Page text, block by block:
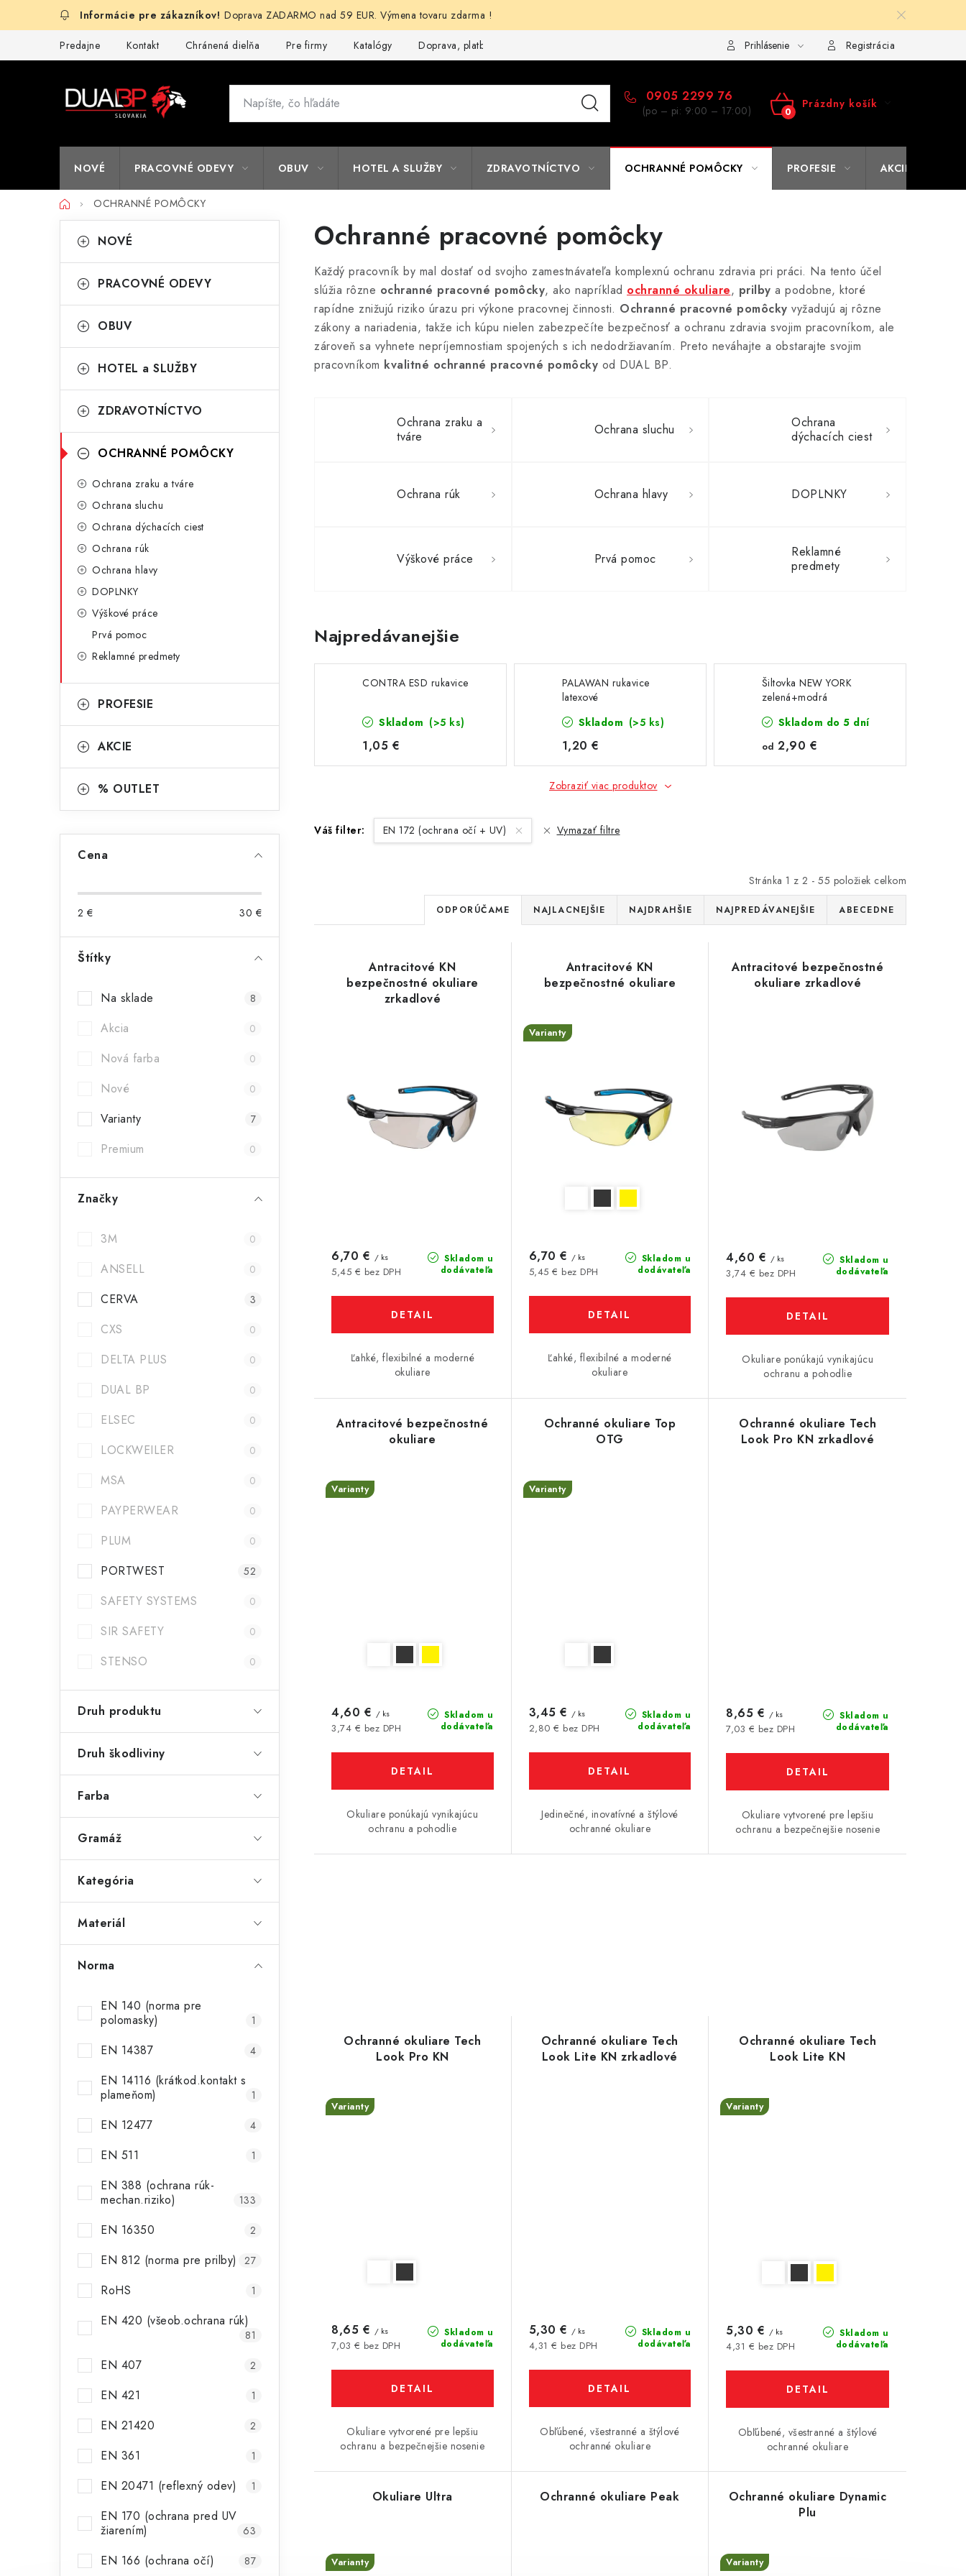
Doprava ZADARMO nad 59 EUR. Výmena tovaru zdarma !
Predajne Kontakt Chránená dielňa Pre firmy Katalógy Doprava, platba a zľavy Formulár na výmenu tovaru Kto sme Reklamačný poriadok
Prihlásenie Registrácia
0905 2299 76
(po – pi: 9:00 – 17:00)
NÁKUPNÝ
Prázdny košík
NOVÉ PRACOVNÉ ODEVY OBUV HOTEL A SLUŽBY ZDRAVOTNÍCTVO OCHRANNÉ POMÔCKY PROFESIE AKCIE
DomovOCHRANNÉ POMÔCKY
o
n
ý
a
n
e
kategórie
a
e
ó
i
NOVÉ
PRACOVNÉ ODEVY
OBUV
HOTEL a SLUŽBY
ZDRAVOTNÍCTVO
OCHRANNÉ POMÔCKY
Ochrana zraku a tváre
Ochrana sluchu
Ochrana dýchacích ciest
Ochrana rúk
Ochrana hlavy
DOPLNKY
Výškové práce
Prvá pomoc
Reklamné predmety
PROFESIE
AKCIE
% OUTLET
Cena
2 € 30 €
Štítky
Na sklade 8
Akcia 0
Nová farba 0
Nové 0
Varianty 7
Premium 0
Značky
3M 0
ANSELL 0
CERVA 3
CXS 0
DELTA PLUS 0
DUAL BP 0
ELSEC 0
LOCKWEILER 0
MSA 0
PAYPERWEAR 0
PLUM 0
PORTWEST 52
SAFETY SYSTEMS 0
SIR SAFETY 0
STENSO 0
Druh produktu
Druh škodliviny
Farba
Gramáž
Kategória
Materiál
Norma
EN 140 (norma pre
polomasky)
1
EN 14387 4
EN 14116 (krátkod.kontakt s
plameňom)
1
EN 12477 4
EN 511 1
EN 388 (ochrana rúk-
mechan.riziko)
133
EN 16350 2
EN 812 (norma pre prilby) 27
RoHS 1
EN 420 (všeob.ochrana rúk)
81
EN 407 2
EN 421 1
EN 21420 2
EN 361 1
EN 20471 (reflexný odev) 1
EN 170 (ochrana pred UV
žiarením)
63
EN 166 (ochrana očí) 87
Ochranné pracovné pomôcky
Každý pracovník by mal dostať od svojho zamestnávateľa komplexnú ochranu zdravia pri práci. Na tento účel
slúžia rôzne ochranné pracovné pomôcky, ako napríklad ochranné okuliare, prilby a podobne, ktoré
rapídne znižujú riziko úrazu pri výkone pracovnej činnosti. Ochranné pracovné pomôcky vyžadujú aj rôzne
zákony a nariadenia, takže ich kúpu nielen zabezpečíte bezpečnosť a ochranu zdravia svojim pracovníkom, ale
zároveň sa vyhnete nepríjemnostiam spojených s ich nedodržiavaním. Preto neváhajte a obstarajte svojim
pracovníkom kvalitné ochranné pracovné pomôcky od DUAL BP.
Ochrana zraku a
tváre
Ochrana sluchu
Ochrana
dýchacích ciest
Ochrana rúk Ochrana hlavy DOPLNKY
Výškové práce Prvá pomoc
Reklamné
predmety
Najpredávanejšie
CONTRA ESD rukavice
Skladom (>5 ks)
1,05 €
PALAWAN rukavice
latexové
Skladom (>5 ks)
1,20 €
Šiltovka NEW YORK
zelená+modrá
Skladom do 5 dní
od 2,90 €
Zobraziť viac produktov
Váš filter: EN 172 (ochrana očí + UV) Vymazať filtre
Stránka 1 z 2 - 55 položiek celkom
R
a
d
e
p
r
o
t
o
v
ODPORÚČAME NAJLACNEJŠIE NAJDRAHŠIE NAJPREDÁVANEJŠIE ABECEDNE
Antracitové KN
bezpečnostné okuliare
zrkadlové
Skladom u
dodávateľa
5,45 € bez DPH
6,70 € / ks
DETAIL
Ľahké, flexibilné a moderné
okuliare
Antracitové KN
bezpečnostné okuliare
Varianty
Skladom u
dodávateľa
5,45 € bez DPH
6,70 € / ks
DETAIL
Ľahké, flexibilné a moderné
okuliare
Antracitové bezpečnostné
okuliare zrkadlové
Skladom u
dodávateľa
3,74 € bez DPH
4,60 € / ks
DETAIL
Okuliare ponúkajú vynikajúcu
ochranu a pohodlie
Antracitové bezpečnostné
okuliare
Varianty
Skladom u
dodávateľa
3,74 € bez DPH
4,60 € / ks
DETAIL
Okuliare ponúkajú vynikajúcu
ochranu a pohodlie
Ochranné okuliare Top
OTG
Varianty
Skladom u
dodávateľa
2,80 € bez DPH
3,45 € / ks
DETAIL
Jedinečné, inovatívné a štýlové
ochranné okuliare
Ochranné okuliare Tech
Look Pro KN zrkadlové
Skladom u
dodávateľa
7,03 € bez DPH
8,65 € / ks
DETAIL
Okuliare vytvorené pre lepšiu
ochranu a bezpečnejšie nosenie
Ochranné okuliare Tech
Look Pro KN
Varianty
Skladom u
dodávateľa
7,03 € bez DPH
8,65 € / ks
DETAIL
Okuliare vytvorené pre lepšiu
ochranu a bezpečnejšie nosenie
Ochranné okuliare Tech
Look Lite KN zrkadlové
Skladom u
dodávateľa
4,31 € bez DPH
5,30 € / ks
DETAIL
Obľúbené, všestranné a štýlové
ochranné okuliare
Ochranné okuliare Tech
Look Lite KN
Varianty
Skladom u
dodávateľa
4,31 € bez DPH
5,30 € / ks
DETAIL
Obľúbené, všestranné a štýlové
ochranné okuliare
Okuliare Ultra
Varianty
Ochranné okuliare Peak
Ochranné okuliare Dynamic
Plu
Varianty